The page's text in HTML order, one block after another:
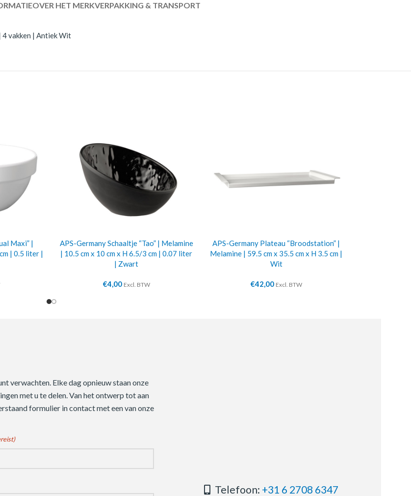
OVER HET MERKVERPAKKING & TRANSPORT
4 vakken | Antiek Wit
Maxi” |
| 0.5 liter |
APS-Germany Schaaltje “Tao” | Melamine
| 10.5 cm x 10 cm x H 6.5/3 cm | 0.07 liter
| Zwart
€4,00 Excl. BTW
APS-Germany Plateau “Broodstation” |
Melamine | 59.5 cm x 35.5 cm x H 3.5 cm |
Wit
€42,00 Excl. BTW
verwachten. Elke dag opnieuw staan onze
met u te delen. Van het ontwerp tot aan
formulier in contact met een van onze
Telefoon: +31 6 2708 6347